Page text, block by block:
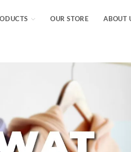
OUR STORE ABOUT